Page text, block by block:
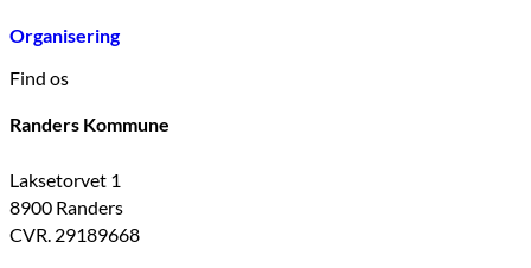
Organisering
Find os
Randers Kommune
Laksetorvet 1
8900 Randers
CVR. 29189668